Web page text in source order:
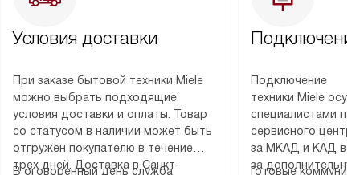
Условия доставки
При заказе бытовой техники Miele
можно выбрать подходящие
условия доставки и оплаты. Товар
со статусом в наличии может быть
отгружен покупателю в течение
трех дней. Доставка в Санкт-
В оговоренный день служба
Подключение
техники Miele
специалистами
сервисного
за МКАД и КАД
за
Готовые